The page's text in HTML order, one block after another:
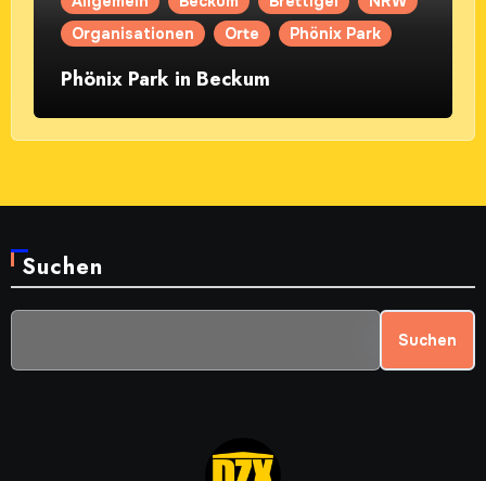
Organisationen
Orte Phönix Park
Phönix Park in Beckum
Suchen
Suchen